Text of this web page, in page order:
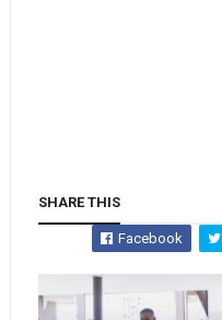
SHARE THIS
Facebook